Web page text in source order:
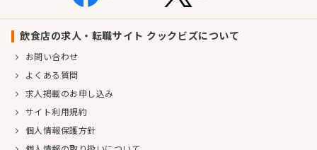
飲食店の求人・転職サイト クックビズについて
お問い合わせ
よくある質問
求人掲載のお申し込み
サイト利用規約
個人情報保護方針